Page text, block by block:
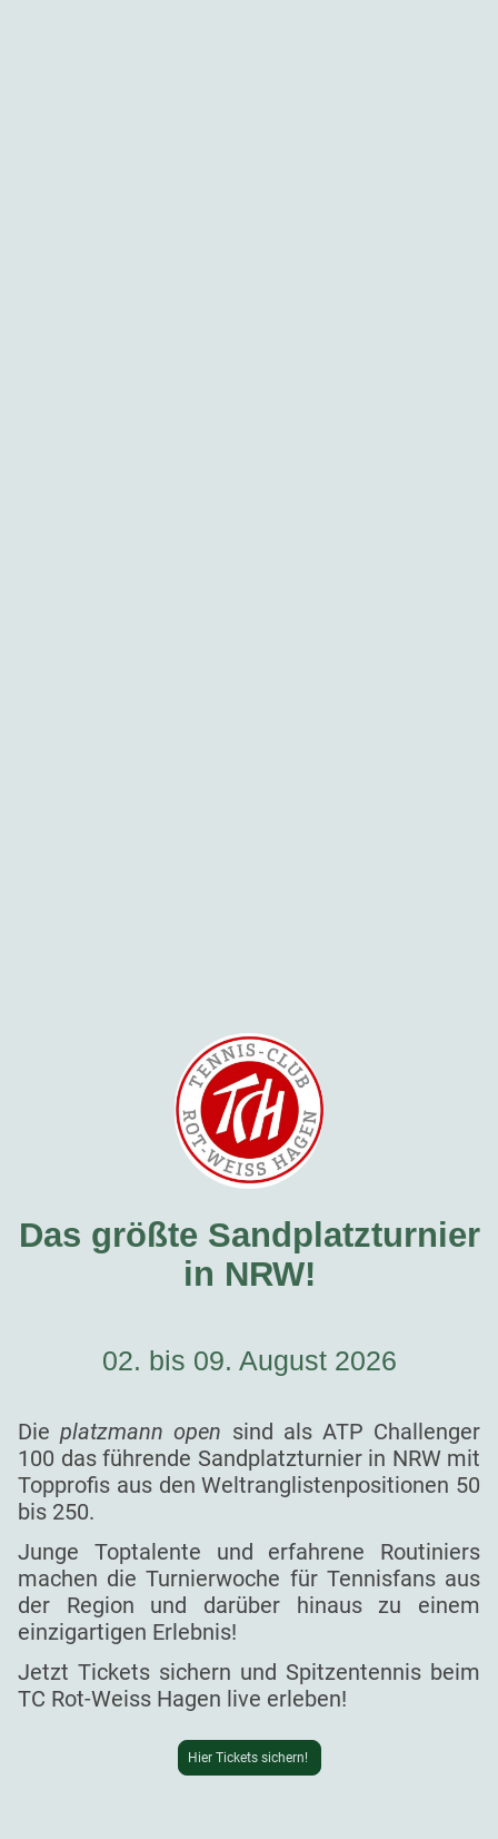
Das größte Sandplatzturnier
in NRW!
02. bis 09. August 2026
Dieplatzmann open sind als ATP Challenger
100 das führende Sandplatzturnier in NRW mit
Topprofis aus den Weltranglistenpositionen 50
bis 250.
Junge Toptalente und erfahrene Routiniers
machen die Turnierwoche für Tennisfans aus
der Region und darüber hinaus zu einem
einzigartigen Erlebnis!
Jetzt Tickets sichern und Spitzentennis beim
TC Rot-Weiss Hagen live erleben!
Hier Tickets sichern!